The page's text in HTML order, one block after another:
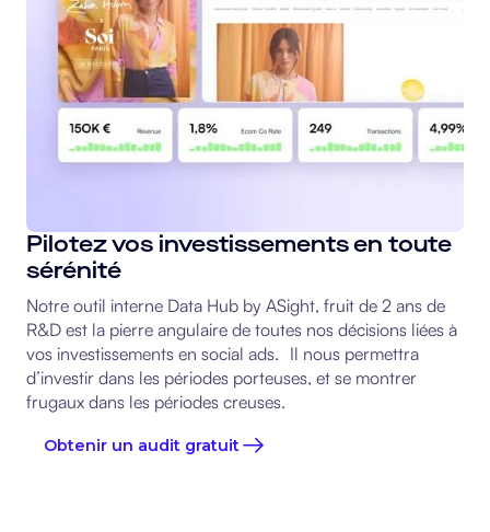
Pilotez vos investissements en toute
sérénité
Notre outil interne Data Hub by ASight, fruit de 2 ans de
R&D est la pierre angulaire de toutes nos décisions liées à
vos investissements en social ads. Il nous permettra
d’investir dans les périodes porteuses, et se montrer
frugaux dans les périodes creuses.
Obtenir un audit gratuit